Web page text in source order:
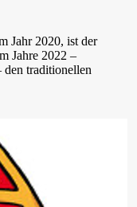
Jahr 2020, ist der
Jahre 2022 –
den traditionellen